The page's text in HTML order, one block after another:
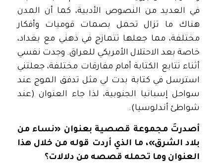
في العديد من النصوص الأدبية، كما أن المدن
هناك ما تزال تحمل بصمات قوميات وأفكار
مختلفة، مما جعلها تتمازج في ذهني مع بغداد،
خاصة بعد الاحتلال الأمريكي للعراق. وجدت نفسي
أثناء تتابع الكتابة أمام مفارقات مختلفة، جعلتني
استرسل في كتابة بدت لي مثل تدفق الموج عند
سواحل إسبانيا الجنوبية، لذا جاء العنوان (عند
شواطئ أندلوسيا).
أصدرتَ مجموعة قصصية بعنوان «نساء من
بلاد الشرق»، ما الذي أردت قوله من خلال هذا
العنوان وما تحمله قصصه من دلالات؟